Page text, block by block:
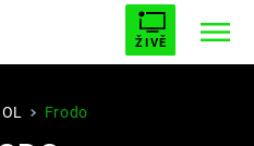
ŽIVĚ
PŘEMOŽITELKA UPÍRŮ
Frodo